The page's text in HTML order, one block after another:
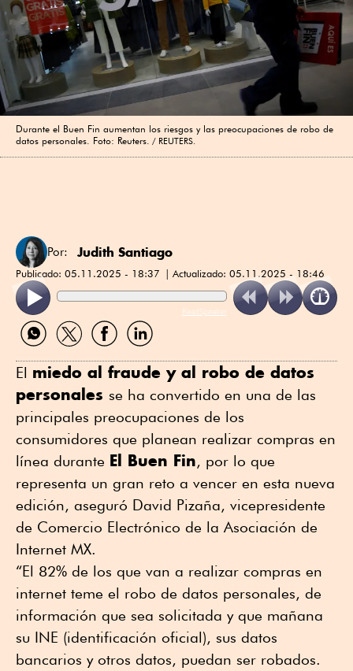
Durante el Buen Fin aumentan los riesgos y las preocupaciones de robo de
datos personales. Foto: Reuters.
REUTERS.
Por: Judith Santiago
Publicado: 05.11.2025 - 18:37 Actualizado: 05.11.2025 - 18:46
ReadSpeaker
Compartir
por
Compartir
por
Compartir
por
Compartir
por
El miedo al fraude y al robo de datos
personales se ha convertido en una de las
principales preocupaciones de los
consumidores que planean realizar compras en
línea durante El Buen Fin, por lo que
representa un gran reto a vencer en esta nueva
edición, aseguró David Pizaña, vicepresidente
de Comercio Electrónico de la Asociación de
Internet MX.
“El 82% de los que van a realizar compras en
internet teme el robo de datos personales, de
información que sea solicitada y que mañana
su INE (identificación oficial), sus datos
bancarios y otros datos, puedan ser robados.